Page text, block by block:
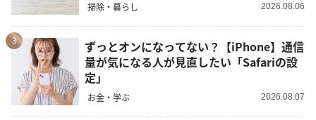
掃除・暮らし 2026.08.06
3
ずっとオンになってない？【iPhone】通信
量が気になる人が見直したい「Safariの設
定」
お金・学ぶ 2026.08.07